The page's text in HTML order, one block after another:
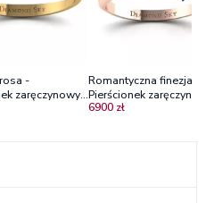
-
zaręczynowy,
z czarnym
Romantyczna finezja -
Pierścionek
różowego złota z
6900 zł